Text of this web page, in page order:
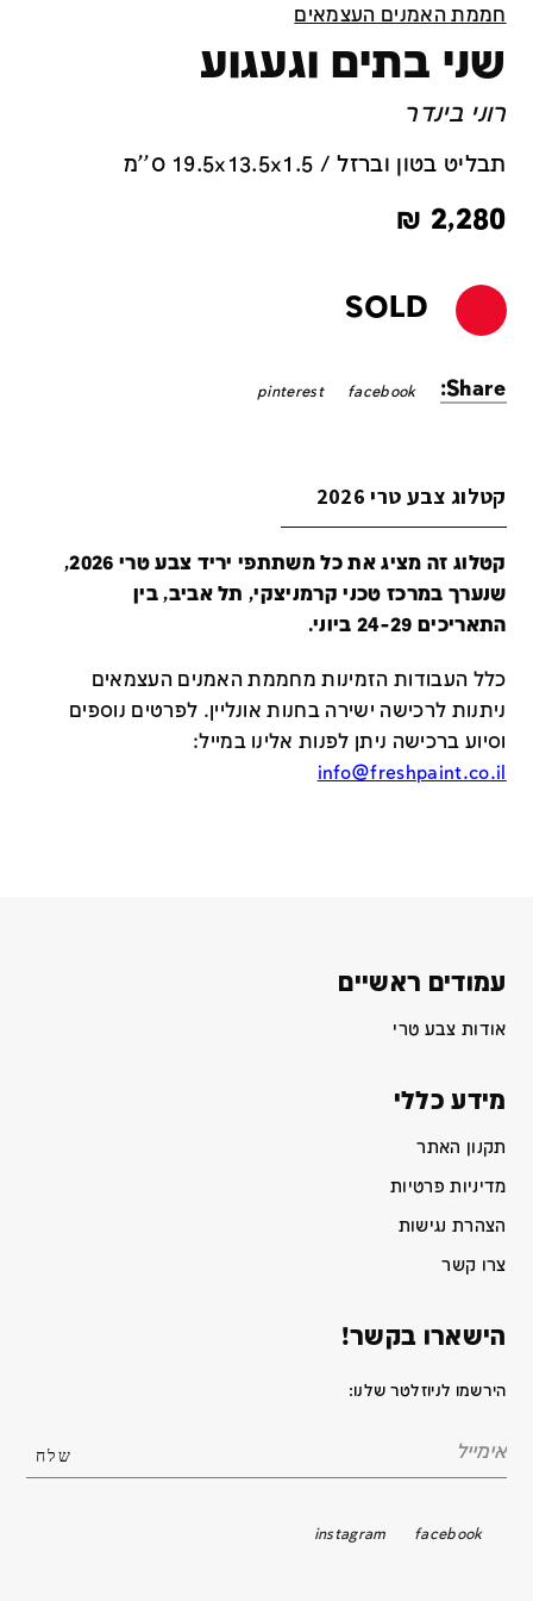
חממת האמנים העצמאים
שני בתים וגעגוע
רוני בינדר
תבליט בטון וברזל / 19.5x13.5x1.5 ס''מ
2,280
₪
SOLD
Share:
facebook
pinterest
קטלוג צבע טרי 2026
קטלוג זה מציג את כל משתתפי יריד צבע טרי 2026,
שנערך במרכז טכני קרמניצקי, תל אביב, בין
התאריכים 24-29 ביוני.
כלל העבודות הזמינות מחממת האמנים העצמאים
ניתנות לרכישה ישירה בחנות אונליין. לפרטים נוספים
וסיוע ברכישה ניתן לפנות אלינו במייל:
info@freshpaint.co.il
עמודים ראשיים
אודות צבע טרי
מידע כללי
תקנון האתר
מדיניות פרטיות
הצהרת נגישות
צרו קשר
הישארו בקשר!
הירשמו לניוזלטר שלנו:
facebook
instagram